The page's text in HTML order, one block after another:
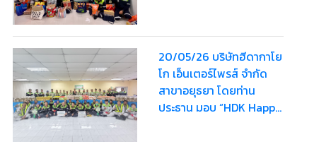
พนักงานรวมมูลค่า
49,000 บาท
20/05/26 บริษัทฮีดากาโย
โก เอ็นเตอร์ไพรส์ จำกัด
สาขาอยุธยา โดยท่าน
ประธาน มอบ “HDK Happy